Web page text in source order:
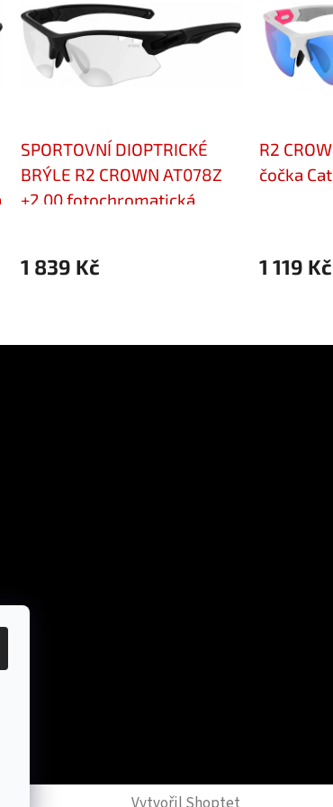
SPORTOVNÍ DIOPTRICKÉ
BRÝLE R2 CROWN AT078Z
+2,00 fotochromatická
1 839 Kč
R2
čočka
1 119 Kč